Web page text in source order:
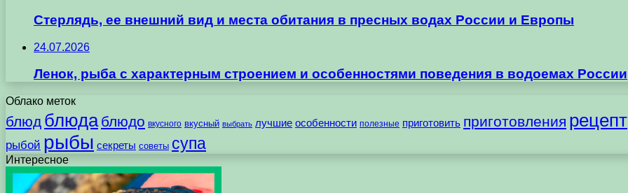
Стерлядь, ее внешний вид и места обитания в пресных водах России и Европы
24.07.2026
Ленок, рыба с характерным строением и особенностями поведения в водоемах России
Облако меток
блюд блюда блюдо вкусного вкусный выбрать лучшие особенности полезные приготовить приготовления рецепт
рыбой рыбы секреты советы супа
Интересное